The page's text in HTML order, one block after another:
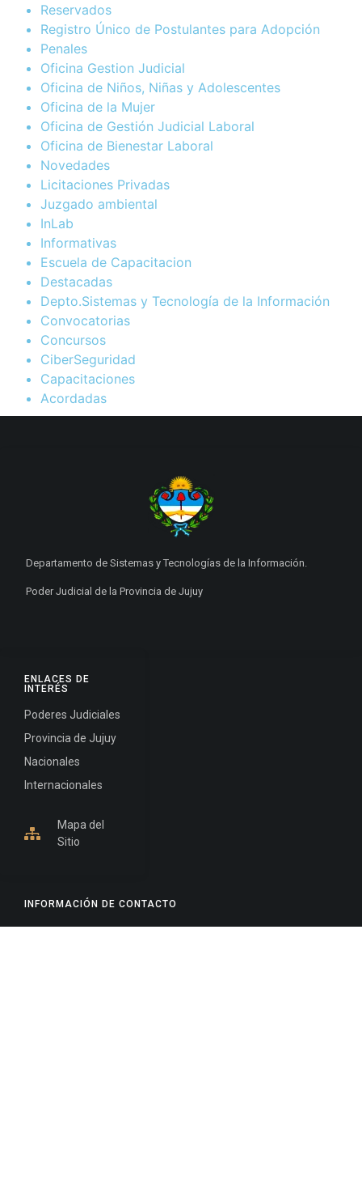
Reservados
Registro Único de Postulantes para Adopción
Penales
Oficina Gestion Judicial
Oficina de Niños, Niñas y Adolescentes
Oficina de la Mujer
Oficina de Gestión Judicial Laboral
Oficina de Bienestar Laboral
Novedades
Licitaciones Privadas
Juzgado ambiental
InLab
Informativas
Escuela de Capacitacion
Destacadas
Depto.Sistemas y Tecnología de la Información
Convocatorias
Concursos
CiberSeguridad
Capacitaciones
Acordadas
INFORMACIÓN DE CONTACTO
ENLACES DE
INTERÉS
Poderes Judiciales
Provincia de Jujuy
Nacionales
Internacionales
Mapa del
Sitio
Departamento de Sistemas y Tecnologías de la Información.
Poder Judicial de la Provincia de Jujuy